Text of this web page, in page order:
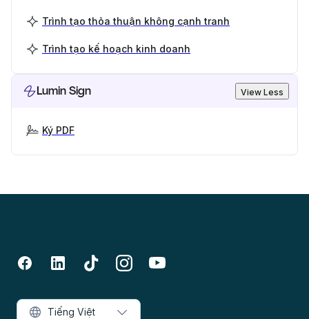
Trình tạo thỏa thuận không cạnh tranh
Trình tạo kế hoạch kinh doanh
Lumin Sign View Less
Ký PDF
Tiếng Việt